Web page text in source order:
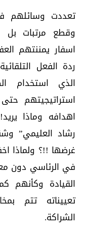
تعددت وسائلهم
وقطع مرتبات بل
اسفار يمننتهم
ردة الفعل
الذي استخدام
استراتيجيتهم
اهدافه وماذا
رشاد العليمي”
غرضها !!؟ ولماذا
في الرئاسي دون
القيادة وكأنهم
تعييناته تتم
الشراكة.